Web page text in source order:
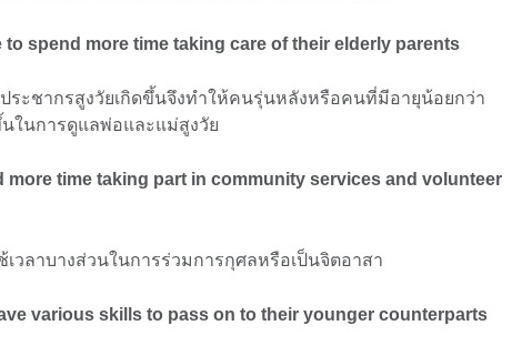
to spend more time taking care of their elderly parents
ประชากรสูงวัยเกิดขึ้นจึงทำให้คนรุ่นหลังหรือคนที่มีอายุน้อยกว่า
นในการดูแลพ่อและแม่สูงวัย
more time taking part in community services and volunteer
เวลาบางส่วนในการร่วมการกุศลหรือเป็นจิตอาสา
various skills to pass on to their younger counterparts